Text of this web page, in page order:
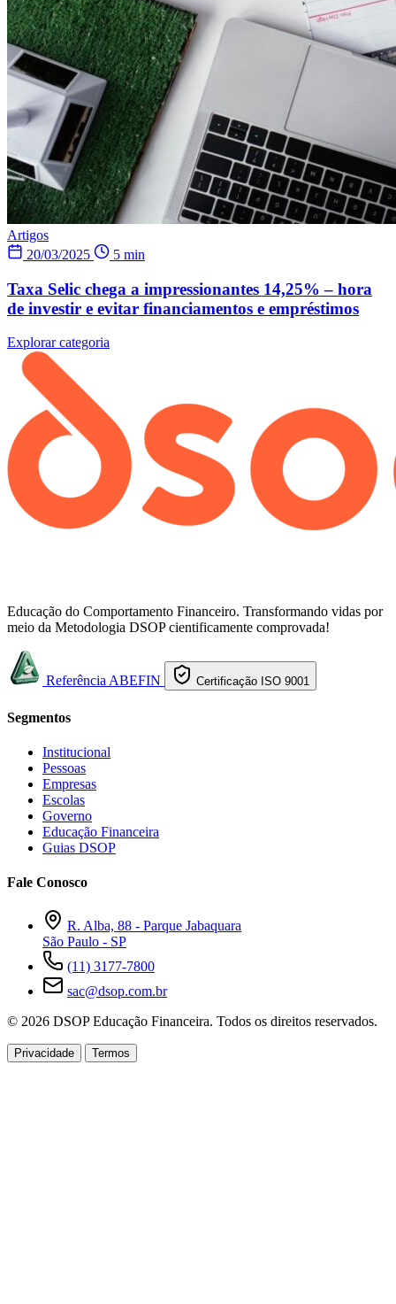
Artigos
20/03/2025
5 min
Taxa Selic chega a impressionantes 14,25% – hora
de investir e evitar financiamentos e empréstimos
Explorar categoria
Educação do Comportamento Financeiro. Transformando vidas por
meio da Metodologia DSOP cientificamente comprovada!
Referência ABEFIN Certificação ISO 9001
Segmentos
Institucional
Pessoas
Empresas
Escolas
Governo
Educação Financeira
Guias DSOP
Fale Conosco
R. Alba, 88 - Parque Jabaquara
São Paulo - SP
(11) 3177-7800
sac@dsop.com.br
© 2026 DSOP Educação Financeira. Todos os direitos reservados.
Privacidade Termos